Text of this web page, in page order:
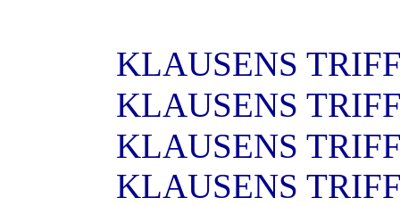
KLAUSENS
KLAUSENS
KLAUSENS
KLAUSENS